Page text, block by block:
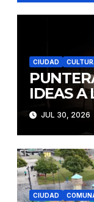
CIUDAD
IDEAS A
JUL 30, 2026
CIUDAD